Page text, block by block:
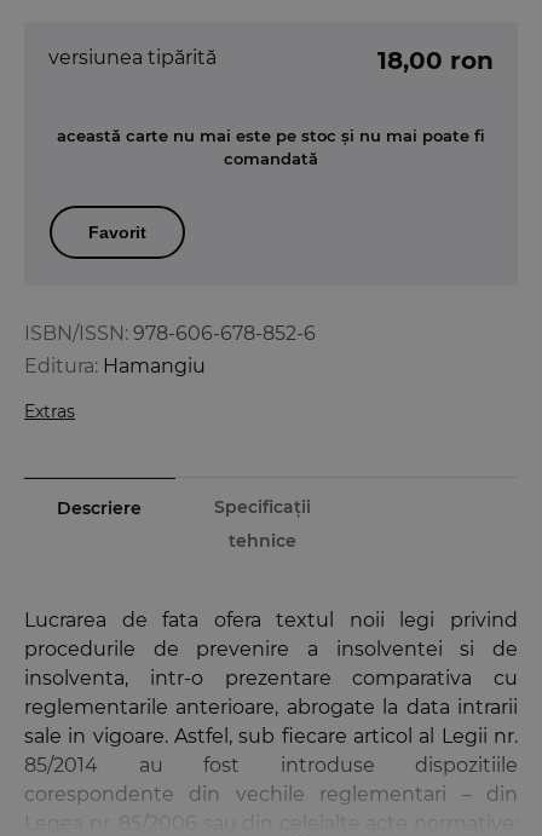
ISBN/ISSN: 978-606-678-852-6
Editura: Hamangiu
Extras
versiunea tipărită 18,00 ron
această carte nu mai este pe stoc și nu mai poate fi
comandată
Favorit
Descriere
Specificații
tehnice
Lucrarea de fata ofera textul noii legi privind
procedurile de prevenire a insolventei si de
insolventa, intr-o prezentare comparativa cu
reglementarile anterioare, abrogate la data intrarii
sale in vigoare. Astfel, sub fiecare articol al Legii nr.
85/2014 au fost introduse dispozitiile
corespondente din vechile reglementari – din
Legea nr. 85/2006 sau din celelalte acte normative: